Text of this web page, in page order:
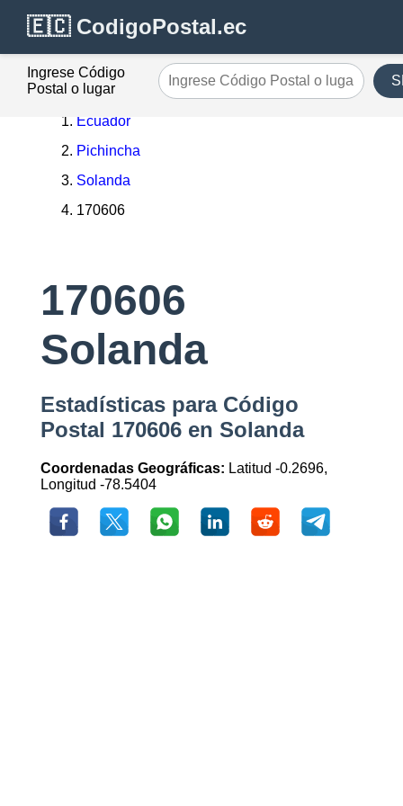
🇪🇨 CodigoPostal.ec
Ingrese Código
Postal o lugar
Ecuador
Pichincha
Solanda
170606
170606
Solanda
Estadísticas para Código
Postal 170606 en Solanda
Coordenadas Geográficas: Latitud -0.2696,
Longitud -78.5404